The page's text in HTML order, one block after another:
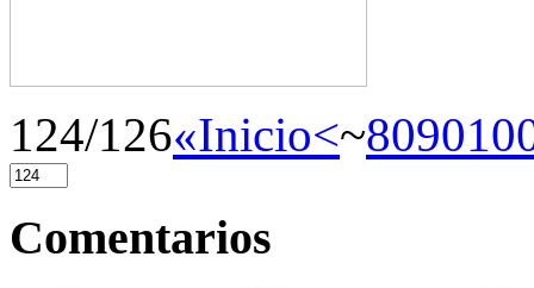
124/126«Inicio<~8090
Comentarios